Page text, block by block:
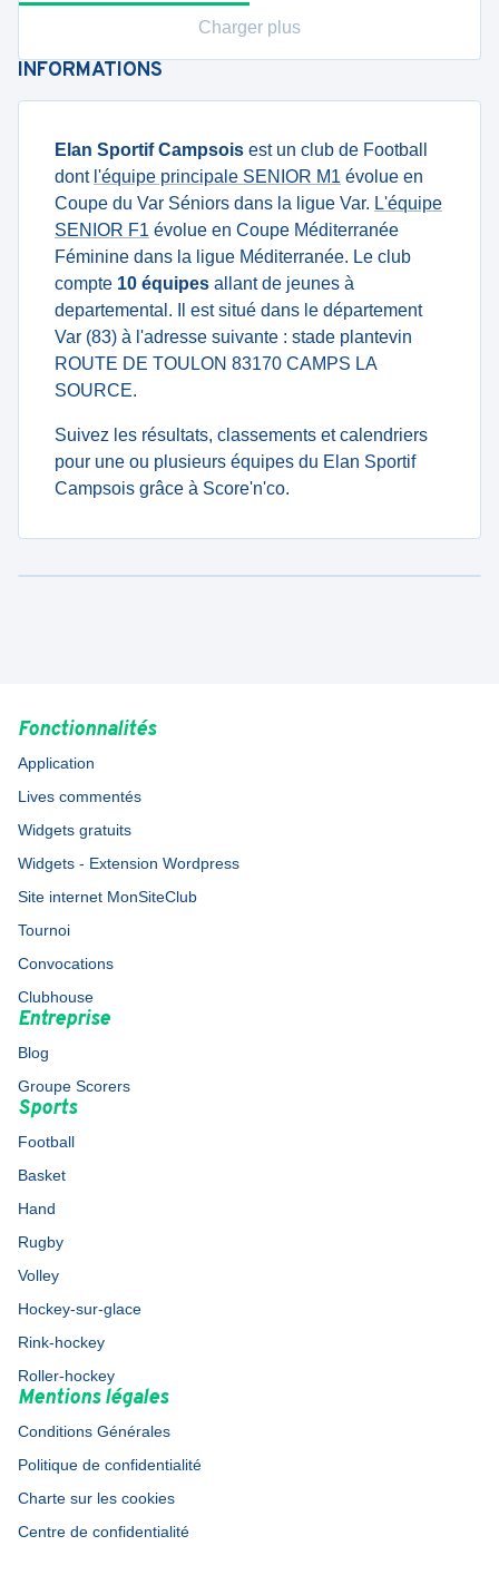
Charger plus
INFORMATIONS
Elan Sportif Campsois est un club de Football
dont l'équipe principale SENIOR M1 évolue en
Coupe du Var Séniors dans la ligue Var. L'équipe
SENIOR F1 évolue en Coupe Méditerranée
Féminine dans la ligue Méditerranée. Le club
compte 10 équipes allant de jeunes à
departemental. Il est situé dans le département
Var (83) à l'adresse suivante : stade plantevin
ROUTE DE TOULON 83170 CAMPS LA
SOURCE.
Suivez les résultats, classements et calendriers
pour une ou plusieurs équipes du Elan Sportif
Campsois grâce à Score'n'co.
Fonctionnalités
Application
Lives commentés
Widgets gratuits
Widgets - Extension Wordpress
Site internet MonSiteClub
Tournoi
Convocations
Clubhouse
Entreprise
Blog
Groupe Scorers
Sports
Football
Basket
Hand
Rugby
Volley
Hockey-sur-glace
Rink-hockey
Roller-hockey
Mentions légales
Conditions Générales
Politique de confidentialité
Charte sur les cookies
Centre de confidentialité